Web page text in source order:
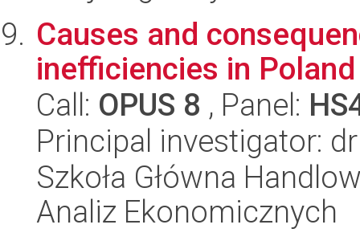
Causes and
inefficiencies in Poland
Call: OPUS 8 , Panel:
Principal investigator:
Szkoła Główna
Analiz Ekonomicznych